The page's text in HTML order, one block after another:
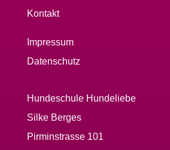
Kontakt
Impressum
Datenschutz
Hundeschule Hundeliebe
Silke Berges
Pirminstrasse 101